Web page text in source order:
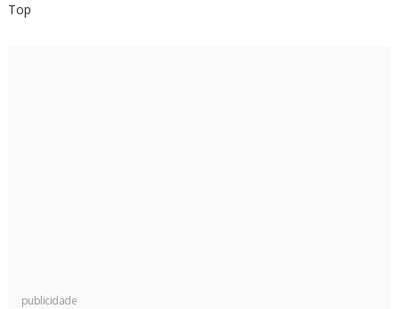
Top
publicidade